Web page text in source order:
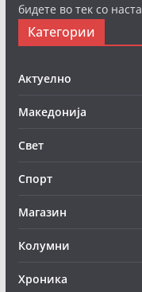
бидете во тек со
Категории
Актуелно
Македонија
Свет
Спорт
Магазин
Колумни
Хроника